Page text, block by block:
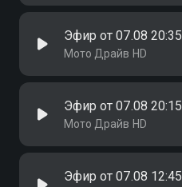
Эфир от 07.08 20:35
Мото Драйв HD
Эфир от 07.08 20:15
Мото Драйв HD
Эфир от 07.08 12:45